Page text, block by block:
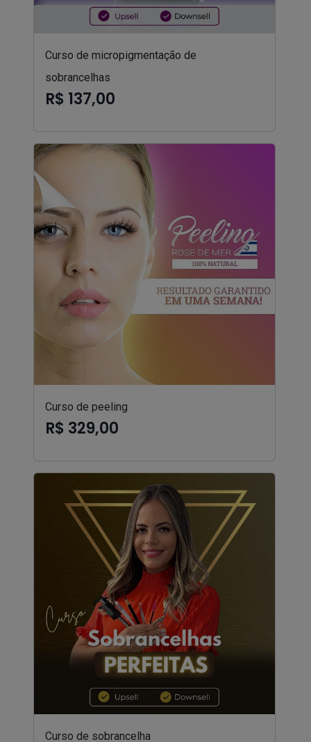
Curso de micropigmentação de
sobrancelhas
R$ 137,00
Curso de peeling
R$ 329,00
Curso de sobrancelha